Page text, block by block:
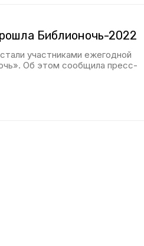
Библионочь-2022
участниками ежегодной
Об этом сообщила пресс-